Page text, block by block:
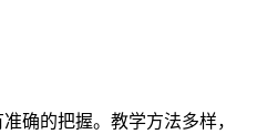
确的把握。教学方法多样，